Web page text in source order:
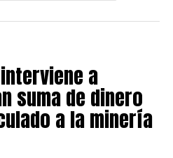
verificación oficial y
a la Comisaría de
de la Fiscalía Provincial
para continuar todas las
situación migratoria.
a
suma de dinero
a la minería